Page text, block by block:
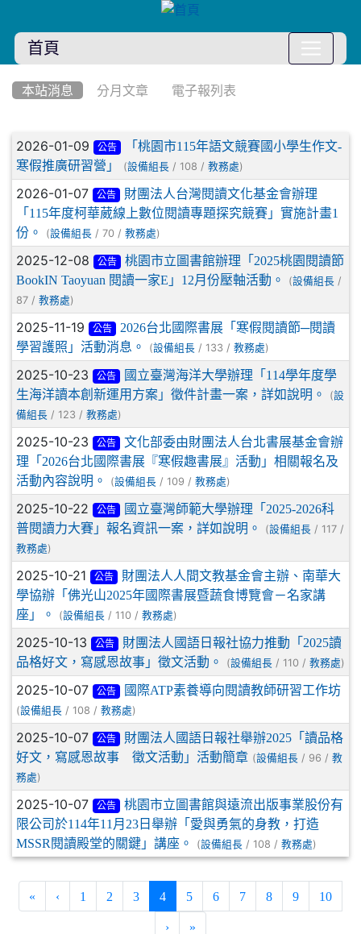
首頁
本站消息 分月文章 電子報列表
文章列表
2026-01-09 公告
「桃園市115年語文競賽國小學生作文-
寒假推廣研習營」
(設備組長 / 108 / 教務處)
2026-01-07 公告
財團法人台灣閱讀文化基金會辦理
「115年度柯華葳線上數位閱讀專題探究競賽」實施計畫1
份。
(設備組長 / 70 / 教務處)
2025-12-08 公告
桃園市立圖書館辦理「2025桃園閱讀節
BookIN Taoyuan 閱讀一家E」12月份壓軸活動。
(設備組長 /
87 / 教務處)
2025-11-19 公告
2026台北國際書展「寒假閱讀節─閱讀
學習護照」活動消息。
(設備組長 / 133 / 教務處)
2025-10-23 公告
國立臺灣海洋大學辦理「114學年度學
生海洋讀本創新運用方案」徵件計畫一案，詳如說明。
(設
備組長 / 123 / 教務處)
2025-10-23 公告
文化部委由財團法人台北書展基金會辦
理「2026台北國際書展『寒假趣書展』活動」相關報名及
活動內容說明。
(設備組長 / 109 / 教務處)
2025-10-22 公告
國立臺灣師範大學辦理「2025-2026科
普閱讀力大賽」報名資訊一案，詳如說明。
(設備組長 / 117 /
教務處)
2025-10-21 公告
財團法人人間文教基金會主辦、南華大
學協辦「佛光山2025年國際書展暨蔬食博覽會－名家講
座」。
(設備組長 / 110 / 教務處)
2025-10-13 公告
財團法人國語日報社協力推動「2025讀
品格好文，寫感恩故事」徵文活動。
(設備組長 / 110 / 教務處)
2025-10-07 公告 國際ATP素養導向閱讀教師研習工作坊
(設備組長 / 108 / 教務處)
2025-10-07 公告
財團法人國語日報社舉辦2025「讀品格
好文，寫感恩故事 徵文活動」活動簡章 (設備組長 / 96 / 教
務處)
2025-10-07 公告
桃園市立圖書館與遠流出版事業股份有
限公司於114年11月23日舉辦「愛與勇氣的身教，打造
MSSR閱讀殿堂的關鍵」講座。
(設備組長 / 108 / 教務處)
« ‹ 1 2 3 4(current)
5 6 7 8 9 10
› »